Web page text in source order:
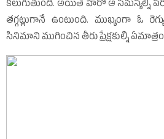
కలుగుతుంది. అయితే హీరో ఆ సమస్యల్ని
తగ్గట్లుగానే ఉంటుంది. ముఖ్యంగా ఓ
సినిమాని ముగించిన తీరు ప్రేక్షకుల్ని